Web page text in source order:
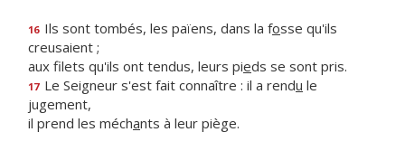
16 Ils sont tombés, les païens, dans la fosse qu'ils
creusaient ;
aux filets qu'ils ont tendus, leurs pieds se sont pris.
17 Le Seigneur s'est fait connaître : il a rendu le
jugement,
il prend les méchants à leur piège.